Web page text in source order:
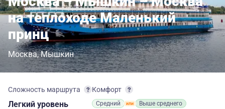
на теплоходе Маленький
принц
Москва Мышкин
Сложность маршрута
Легкий уровень
Комфорт
Средний Выше среднего